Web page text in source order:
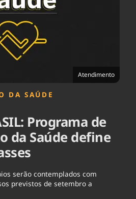
Saúde
Tempo
Atendimento
DA SAÚDE
Programa de
da Saúde define
serão contemplados com
previstos de setembro a